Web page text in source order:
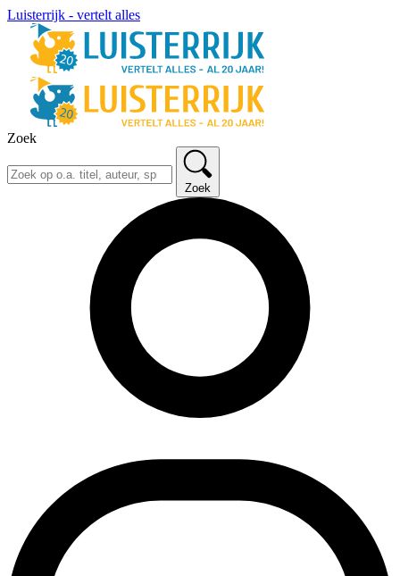
Luisterrijk - vertelt alles
Zoek
Zoek